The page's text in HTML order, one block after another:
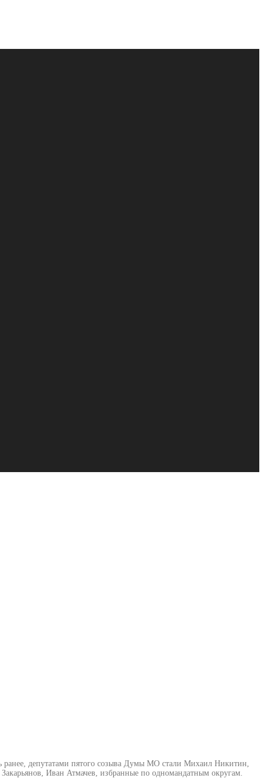
ранее, депутатами пятого созыва Думы МО стали Михаил Никитин,
Иван Атмачев, избранные по одномандатным округам.